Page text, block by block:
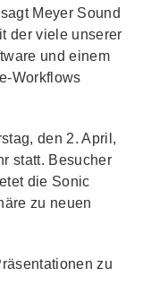
Meyer Sound
der viele unserer
und einem
Workflows
den 2. April,
statt. Besucher
die Sonic
zu neuen
zu